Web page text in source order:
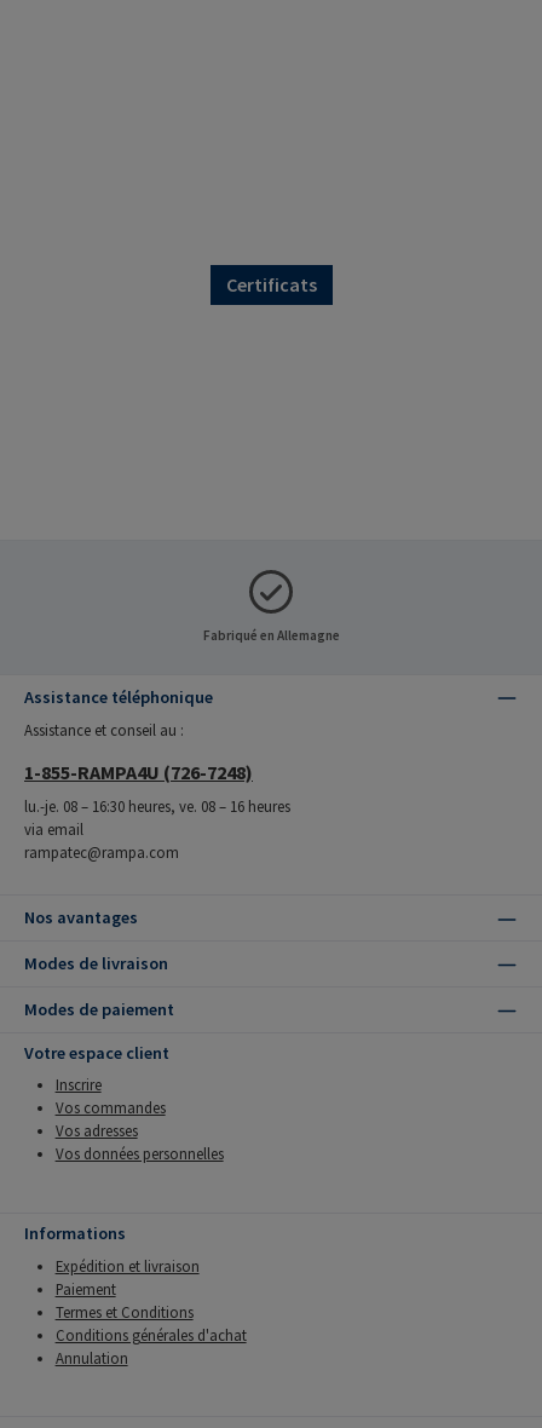
Certificats
Fabriqué en Allemagne
Assistance téléphonique
Assistance et conseil au :
1-855-RAMPA4U (726-7248)
lu.-je. 08 – 16:30 heures, ve. 08 – 16 heures
via email
rampatec@rampa.com
Nos avantages
Modes de livraison
Modes de paiement
Votre espace client
Inscrire
Vos commandes
Vos adresses
Vos données personnelles
Informations
Expédition et livraison
Paiement
Termes et Conditions
Conditions générales d'achat
Annulation